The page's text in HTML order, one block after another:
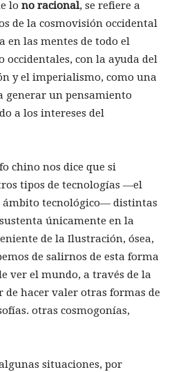
lo no racional, se refiere a
de la cosmovisión occidental
en las mentes de todo el
occidentales, con la ayuda del
y el imperialismo, como una
generar un pensamiento
a los intereses del
chino nos dice que si
tipos de tecnologías —el
ámbito tecnológico— distintas
únicamente en la
de la Ilustración, ósea,
de salirnos de esta forma
ver el mundo, a través de la
hacer valer otras formas de
otras cosmogonías,
situaciones, por